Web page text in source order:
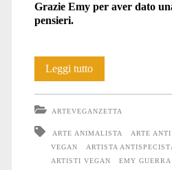
Grazie Emy per aver dato
pensieri.
Leggi tuttoEmy
Guerra
ARTEVEGANZETTA
ARTE ANIMALISTA ARTE
VEGAN
ARTISTA
ARTISTI VEGAN
EMY GUERRA